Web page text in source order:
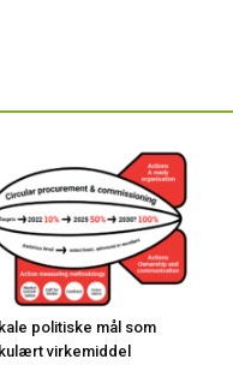
politiske mål som
virkemiddel